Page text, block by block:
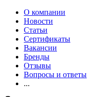
О компании
Новости
Статьи
Сертификаты
Вакансии
Бренды
Отзывы
Вопросы и ответы
...